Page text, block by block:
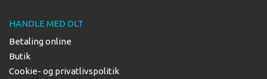
HANDLE MED DLT
Betaling online
Butik
Cookie- og privatlivspolitik